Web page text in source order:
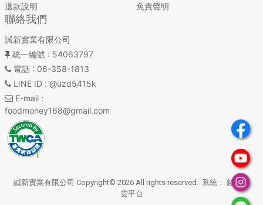
退款說明
免責聲明
聯絡我們
誠新實業有限公司
統一編號 : 54063797
電話: 06-358-1813
LINE ID : @uzd5415k
E-mail:
foodmoney168@gmail.com
誠新實業有限公司 Copyright© 2026 All rights reserved. 系統： 錢老闆
雲平台